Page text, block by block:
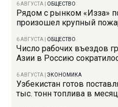
6 АВГУСТА ОБЩЕСТВО
Рядом с рынком «Изза»
произошел крупный
6 АВГУСТА ОБЩЕСТВО
Число рабочих въездов
Азии в Россию
6 АВГУСТА |ЭКОНОМИКА
Узбекистан готов
тыс. тонн топлива в месяц